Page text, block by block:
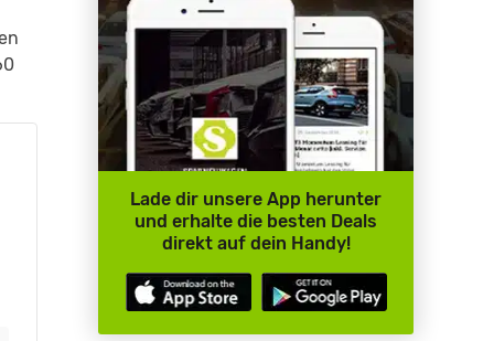
Lade dir unsere App herunter
und erhalte die besten Deals
direkt auf dein Handy!